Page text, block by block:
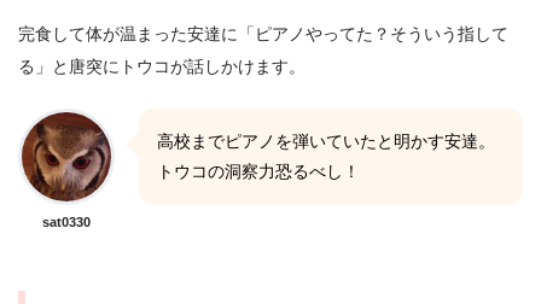
完食して体が温まった安達に「ピアノやってた？そういう指して
る」と唐突にトウコが話しかけます。
sat0330
高校までピアノを弾いていたと明かす安達。
トウコの洞察力恐るべし！